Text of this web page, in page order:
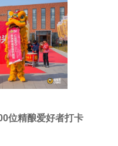
位精酿爱好者打卡